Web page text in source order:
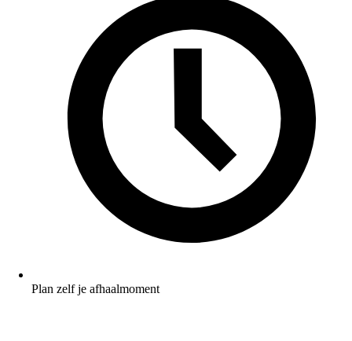
Plan zelf je afhaalmoment